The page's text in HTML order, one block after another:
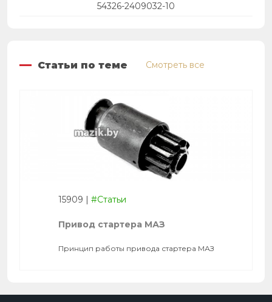
54326-2409032-10
Статьи по теме Смотреть все
15909 | #Статьи
Привод стартера МАЗ
Принцип работы привода стартера МАЗ